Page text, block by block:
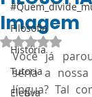
Filosofia
História
Tutoria
Eletiva
Imagem
Avaliado
Você já
seria a
língua? Tal